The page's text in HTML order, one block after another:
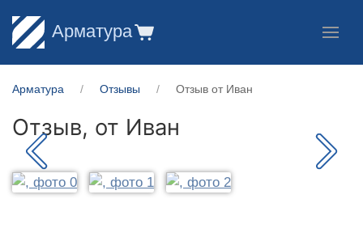
Арматура
Арматура Отзывы Отзыв от Иван
Отзыв, от Иван